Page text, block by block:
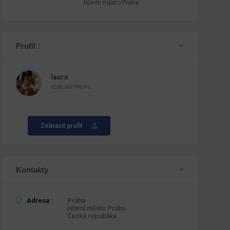
Hlavní město Praha
Profil :
laura
VEŘEJNÝ PROFIL
Zobrazit profil
Kontakty
Adresa :
Praha
Hlavní město Praha
Česká republika